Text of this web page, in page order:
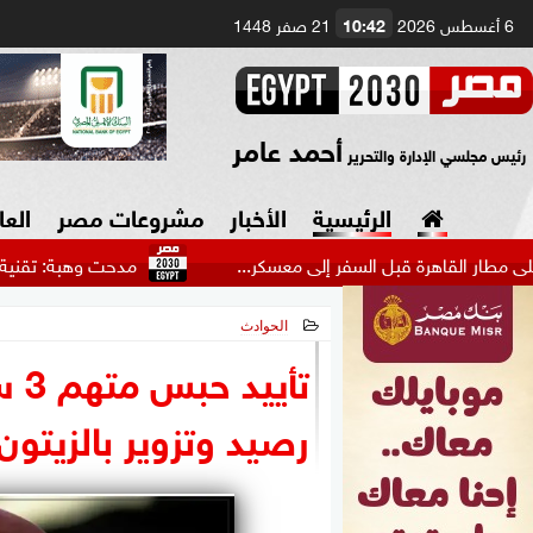
6 أغسطس 2026 10:42 21 صفر 1448
رئيس مجلسي الإدارة والتحرير أحمد عامر
الرئيسية الأخبار
الرئاسة
دين وفتاوى
مشروعات مصر
مدحت وهبة: تقنية الواقع قبل السفر إلى معسكر...
الحوادث
رصيد وتزوير